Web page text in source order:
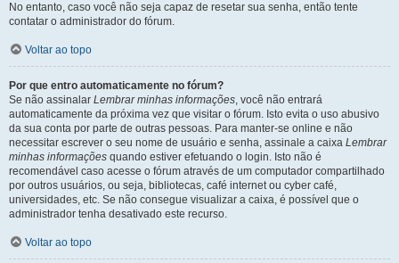
No entanto, caso você não seja capaz de resetar sua senha, então tente
contatar o administrador do fórum.
Voltar ao topo
Por que entro automaticamente no fórum?
Se não assinalar Lembrar minhas informações, você não entrará
automaticamente da próxima vez que visitar o fórum. Isto evita o uso abusivo
da sua conta por parte de outras pessoas. Para manter-se online e não
necessitar escrever o seu nome de usuário e senha, assinale a caixa Lembrar
minhas informações quando estiver efetuando o login. Isto não é
recomendável caso acesse o fórum através de um computador compartilhado
por outros usuários, ou seja, bibliotecas, café internet ou cyber café,
universidades, etc. Se não consegue visualizar a caixa, é possível que o
administrador tenha desativado este recurso.
Voltar ao topo